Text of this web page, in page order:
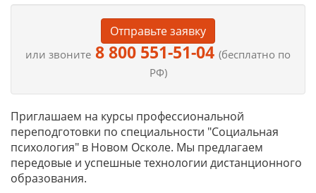
Отправьте заявку
или звоните 8 800 551-51-04 (бесплатно по
РФ)
Приглашаем на курсы профессиональной
переподготовки по специальности "Социальная
психология" в Новом Осколе. Мы предлагаем
передовые и успешные технологии дистанционного
образования.